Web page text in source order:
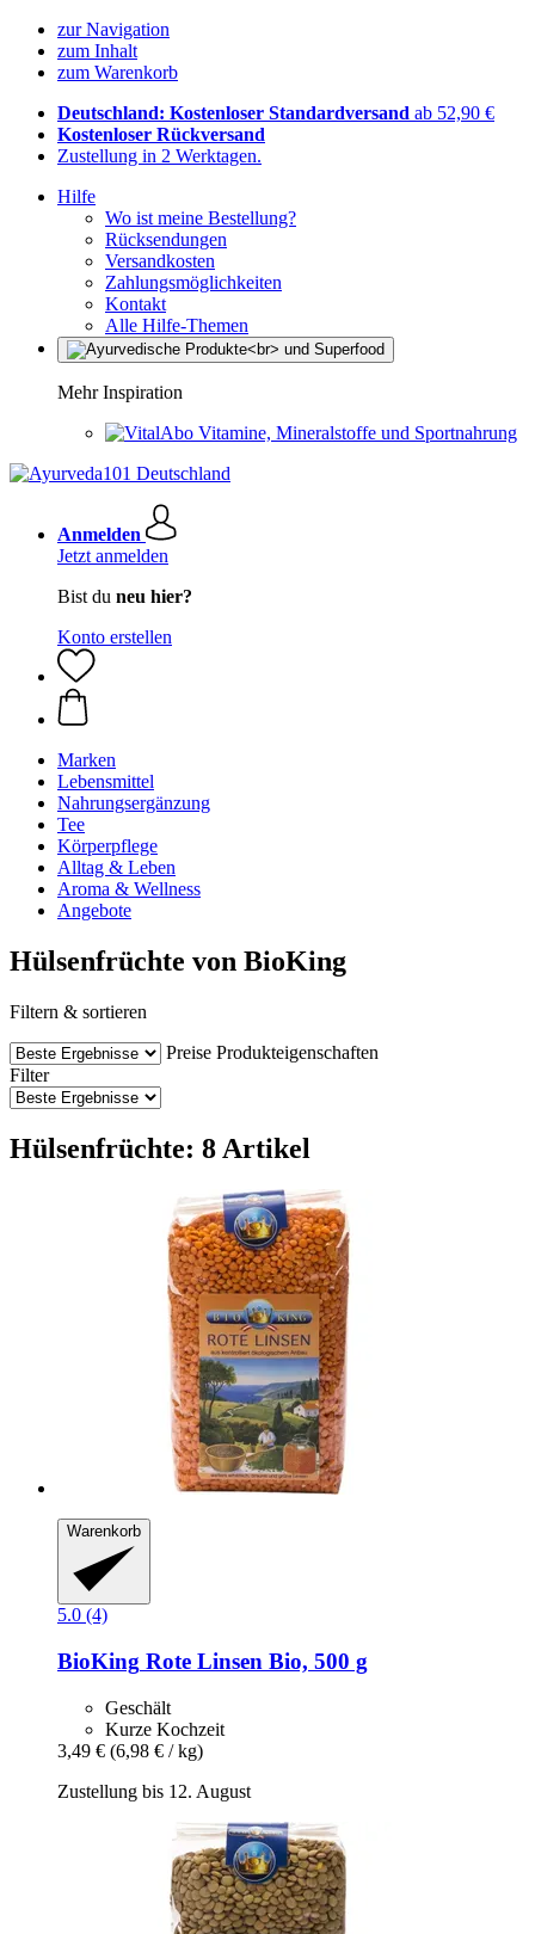
zur Navigation
zum Inhalt
zum Warenkorb
Deutschland: Kostenloser Standardversand ab 52,90 €
Kostenloser Rückversand
Zustellung in 2 Werktagen.
Hilfe
Wo ist meine Bestellung?
Rücksendungen
Versandkosten
Zahlungsmöglichkeiten
Kontakt
Alle Hilfe-Themen
Mehr Inspiration
Vitamine, Mineralstoffe und Sportnahrung
Anmelden
Jetzt anmelden
Bist du neu hier?
Konto erstellen
Marken
Lebensmittel
Nahrungsergänzung
Tee
Körperpflege
Alltag & Leben
Aroma & Wellness
Angebote
Hülsenfrüchte von BioKing
Filtern & sortieren
Preise Produkteigenschaften
Filter
Hülsenfrüchte: 8 Artikel
Warenkorb
5.0 (4)
BioKing Rote Linsen Bio, 500 g
Geschält
Kurze Kochzeit
3,49 € (6,98 € / kg)
Zustellung bis 12. August